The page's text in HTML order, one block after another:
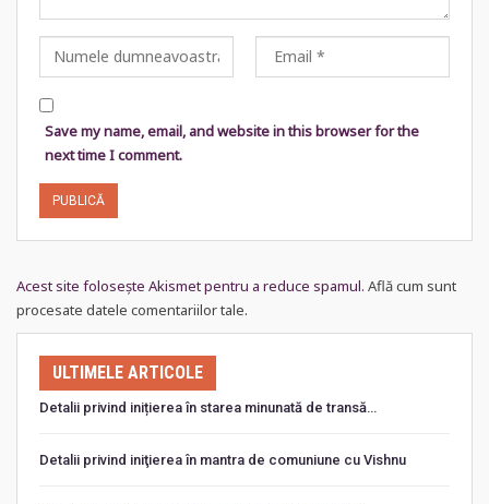
Save my name, email, and website in this browser for the
next time I comment.
Acest site folosește Akismet pentru a reduce spamul. Află cum sunt
procesate datele comentariilor tale.
ULTIMELE ARTICOLE
Detalii privind inițierea în starea minunată de transă…
Detalii privind iniţierea în mantra de comuniune cu Vishnu